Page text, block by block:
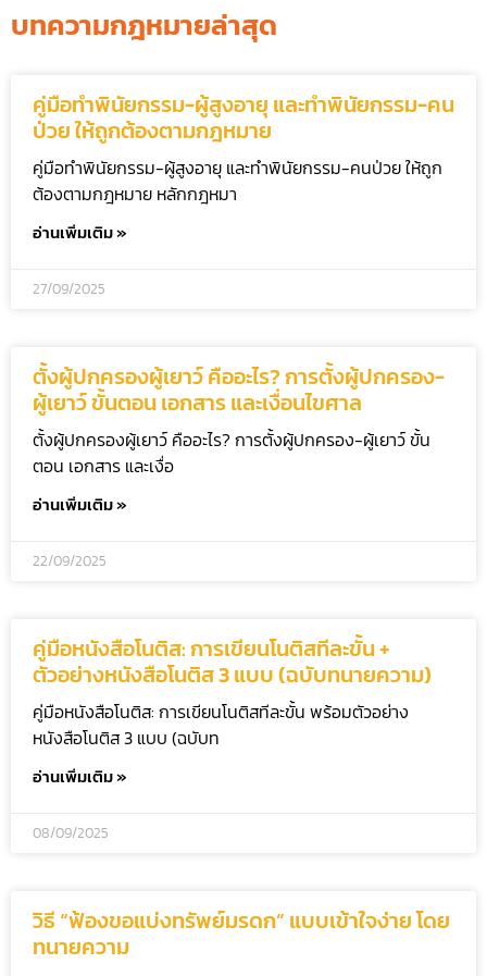
บทความกฎหมายล่าสุด
คู่มือทำพินัยกรรม-ผู้สูงอายุ และทำพินัยกรรม-คน
ป่วย ให้ถูกต้องตามกฎหมาย
คู่มือทำพินัยกรรม-ผู้สูงอายุ และทำพินัยกรรม-คนป่วย ให้ถูก
ต้องตามกฎหมาย หลักกฎหมา
อ่านเพิ่มเติม »
27/09/2025
ตั้งผู้ปกครองผู้เยาว์ คืออะไร? การตั้งผู้ปกครอง-
ผู้เยาว์ ขั้นตอน เอกสาร และเงื่อนไขศาล
ตั้งผู้ปกครองผู้เยาว์ คืออะไร? การตั้งผู้ปกครอง-ผู้เยาว์ ขั้น
ตอน เอกสาร และเงื่อ
อ่านเพิ่มเติม »
22/09/2025
คู่มือหนังสือโนติส: การเขียนโนติสทีละขั้น +
ตัวอย่างหนังสือโนติส 3 แบบ (ฉบับทนายความ)
คู่มือหนังสือโนติส: การเขียนโนติสทีละขั้น พร้อมตัวอย่าง
หนังสือโนติส 3 แบบ (ฉบับท
อ่านเพิ่มเติม »
08/09/2025
วิธี “ฟ้องขอแบ่งทรัพย์มรดก” แบบเข้าใจง่าย โดย
ทนายความ